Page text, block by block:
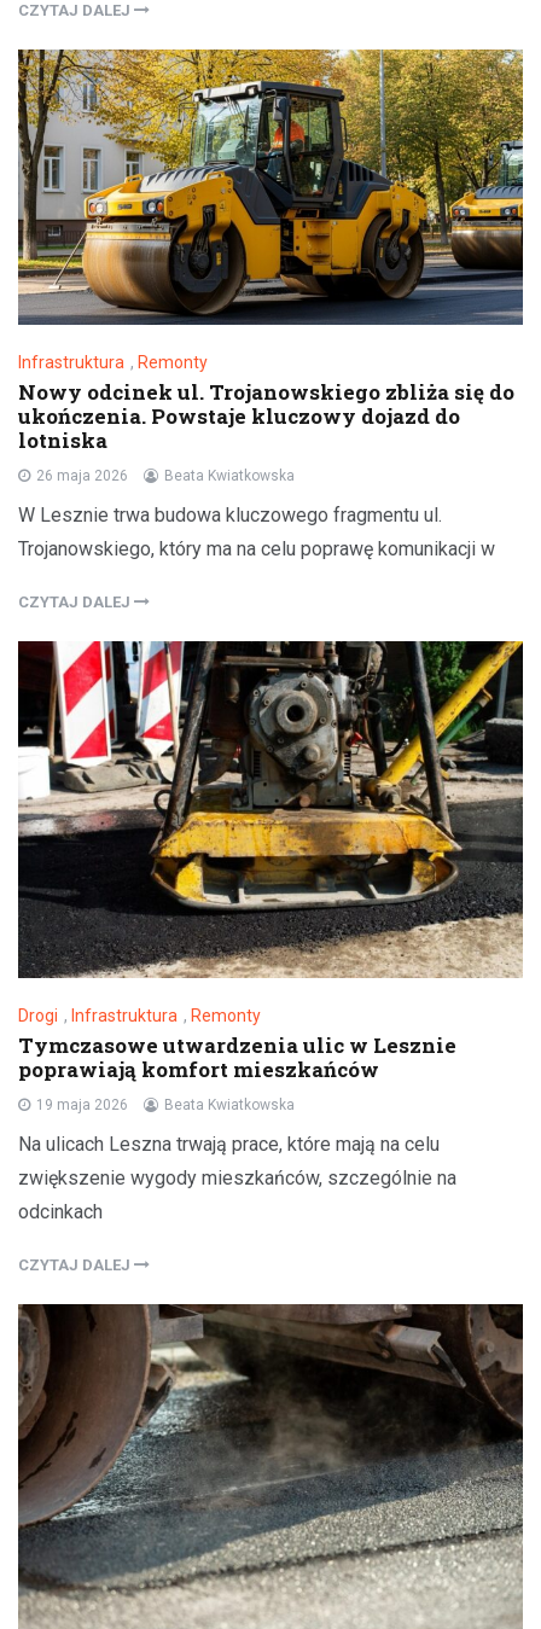
CZYTAJ DALEJ
Infrastruktura , Remonty
Nowy odcinek ul. Trojanowskiego zbliża się do
ukończenia. Powstaje kluczowy dojazd do
lotniska
26 maja 2026 Beata Kwiatkowska
W Lesznie trwa budowa kluczowego fragmentu ul.
Trojanowskiego, który ma na celu poprawę komunikacji w
CZYTAJ DALEJ
Drogi , Infrastruktura , Remonty
Tymczasowe utwardzenia ulic w Lesznie
poprawiają komfort mieszkańców
19 maja 2026 Beata Kwiatkowska
Na ulicach Leszna trwają prace, które mają na celu
zwiększenie wygody mieszkańców, szczególnie na
odcinkach
CZYTAJ DALEJ